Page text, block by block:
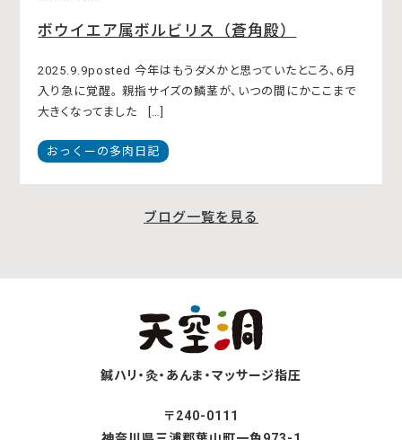
ボウイエア属ボルビリス（蒼角殿）
2025.9.9posted 今年はもうダメかと思っていたところ、6月
入り急に覚醒。 親指サイズの鱗茎が、いつの間にかここまで
大きくなってました […]
おっくーの多肉日記
ブログ一覧を見る
鍼ハリ・灸・あんま・マッサージ指圧
〒240-0111